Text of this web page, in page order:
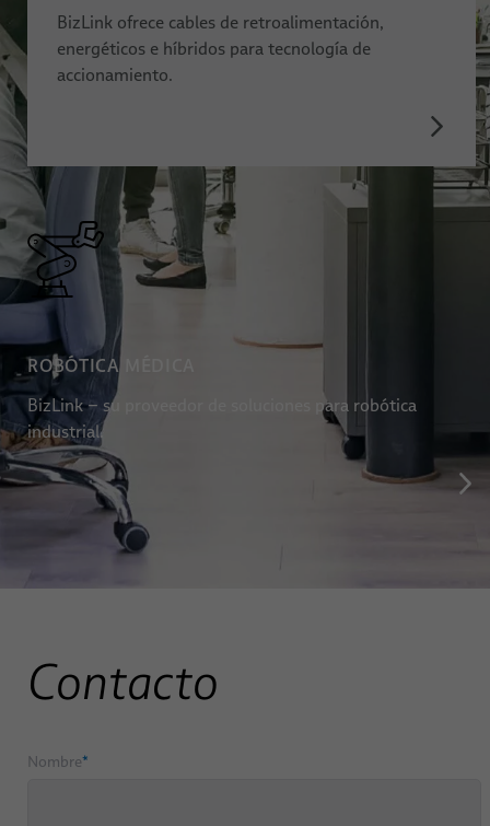
BizLink ofrece cables de retroalimentación,
energéticos e híbridos para tecnología de
accionamiento.
ROBÓTICA MÉDICA
BizLink – su proveedor de soluciones para robótica
industrial.
Contacto
Nombre*